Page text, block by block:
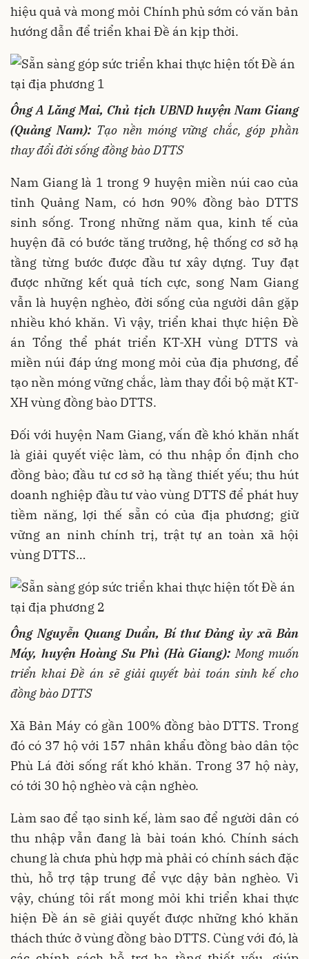
hiệu quả và mong mỏi Chính phủ sớm có văn bản
hướng dẫn để triển khai Đề án kịp thời.
Ông A Lăng Mai, Chủ tịch UBND huyện Nam Giang
(Quảng Nam):Tạo nền móng vững chắc, góp phần
thay đổi đời sống đồng bào DTTS
Nam Giang là 1 trong 9 huyện miền núi cao của
tỉnh Quảng Nam, có hơn 90% đồng bào DTTS
sinh sống. Trong những năm qua, kinh tế của
huyện đã có bước tăng trưởng, hệ thống cơ sở hạ
tầng từng bước được đầu tư xây dựng. Tuy đạt
được những kết quả tích cực, song Nam Giang
vẫn là huyện nghèo, đời sống của người dân gặp
nhiều khó khăn. Vì vậy, triển khai thực hiện Đề
án Tổng thể phát triển KT-XH vùng DTTS và
miền núi đáp ứng mong mỏi của địa phương, để
tạo nền móng vững chắc, làm thay đổi bộ mặt KT-
XH vùng đồng bào DTTS.
Đối với huyện Nam Giang, vấn đề khó khăn nhất
là giải quyết việc làm, có thu nhập ổn định cho
đồng bào; đầu tư cơ sở hạ tầng thiết yếu; thu hút
doanh nghiệp đầu tư vào vùng DTTS để phát huy
tiềm năng, lợi thế sẵn có của địa phương; giữ
vững an ninh chính trị, trật tự an toàn xã hội
vùng DTTS…
Ông Nguyễn Quang Duẩn, Bí thư Đảng ủy xã Bản
Máy, huyện Hoàng Su Phì (Hà Giang):Mong muốn
triển khai Đề án sẽ giải quyết bài toán sinh kế cho
đồng bào DTTS
Xã Bản Máy có gần 100% đồng bào DTTS. Trong
đó có 37 hộ với 157 nhân khẩu đồng bào dân tộc
Phù Lá đời sống rất khó khăn. Trong 37 hộ này,
có tới 30 hộ nghèo và cận nghèo.
Làm sao để tạo sinh kế, làm sao để người dân có
thu nhập vẫn đang là bài toán khó. Chính sách
chung là chưa phù hợp mà phải có chính sách đặc
thù, hỗ trợ tập trung để vực dậy bản nghèo. Vì
vậy, chúng tôi rất mong mỏi khi triển khai thực
hiện Đề án sẽ giải quyết được những khó khăn
thách thức ở vùng đồng bào DTTS. Cùng với đó, là